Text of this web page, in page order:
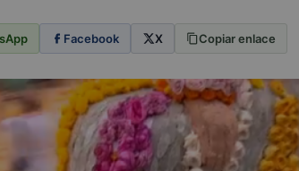
Facebook X Copiar enlace